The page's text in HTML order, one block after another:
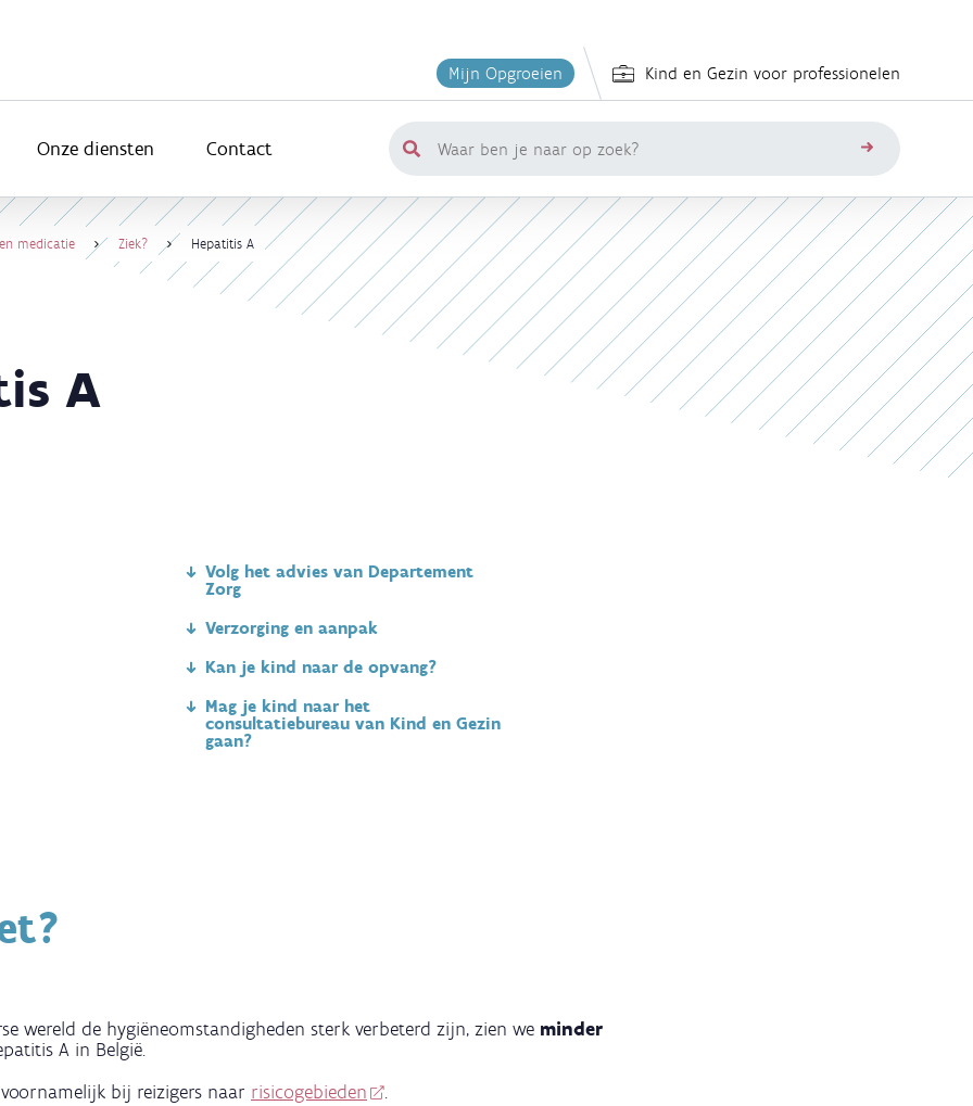
Mijn Opgroeien Kind en Gezin voor professionelen
Onze diensten Contact
Waar
je
naar
op
zoek?
medicatie Ziek? Hepatitis A
A
Volg het advies van Departement
Zorg
Verzorging en aanpak
Kan je kind naar de opvang?
Mag je kind naar het
consultatiebureau van Kind en Gezin
gaan?
wereld de hygiëneomstandigheden sterk verbeterd zijn, zien we minder
A in België.
bij reizigers naar risicogebieden
.